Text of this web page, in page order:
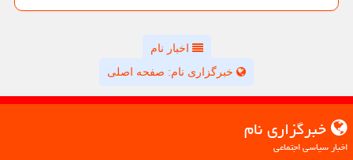
اخبار نام
خبرگزاری نام: صفحه اصلی
خبرگزاری نام
اخبار سیاسی اجتماعی